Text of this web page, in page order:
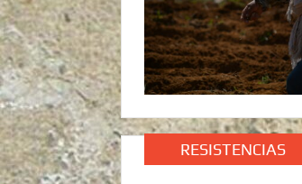
RESISTENCIAS